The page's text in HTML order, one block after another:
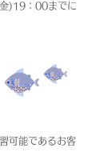
)19：00までに
可能であるお客